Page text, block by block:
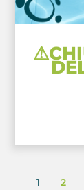
1 2